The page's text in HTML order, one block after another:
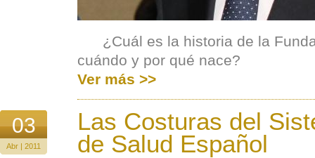
¿Cuál es la historia de la
cuándo y por qué nace?
Ver más >>
03
Abr | 2011
Las Costuras del
de Salud Español